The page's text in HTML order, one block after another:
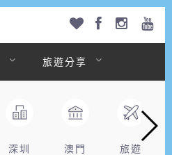
旅遊分享
深圳 澳門 旅遊